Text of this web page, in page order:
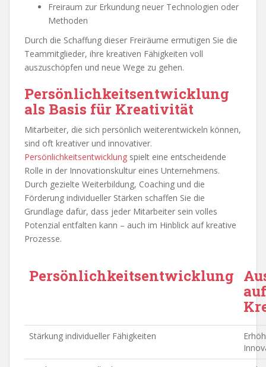
Freiraum zur Erkundung neuer Technologien oder
Methoden
Durch die Schaffung dieser Freiräume ermutigen Sie die
Teammitglieder, ihre kreativen Fähigkeiten voll
auszuschöpfen und neue Wege zu gehen.
Persönlichkeitsentwicklung
als Basis für Kreativität
Mitarbeiter, die sich persönlich weiterentwickeln können,
sind oft kreativer und innovativer.
Persönlichkeitsentwicklung spielt eine entscheidende
Rolle in der Innovationskultur eines Unternehmens.
Durch gezielte Weiterbildung, Coaching und die
Förderung individueller Stärken schaffen Sie die
Grundlage dafür, dass jeder Mitarbeiter sein volles
Potenzial entfalten kann – auch im Hinblick auf kreative
Prozesse.
Persönlichkeitsentwicklung
auf
Stärkung individueller Fähigkeiten